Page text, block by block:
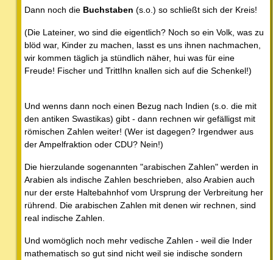
Dann noch die Buchstaben (s.o.) so schließt sich der Kreis!
(Die Lateiner, wo sind die eigentlich? Noch so ein Volk, was zu
blöd war, Kinder zu machen, lasst es uns ihnen nachmachen,
wir kommen täglich ja stündlich näher, hui was für eine
Freude! Fischer und TrittIhn knallen sich auf die Schenkel!)
Und wenns dann noch einen Bezug nach Indien (s.o. die mit
den antiken Swastikas) gibt - dann rechnen wir gefälligst mit
römischen Zahlen weiter! (Wer ist dagegen? Irgendwer aus
der Ampelfraktion oder CDU? Nein!)
Die hierzulande sogenannten "arabischen Zahlen" werden in
Arabien als indische Zahlen beschrieben, also Arabien auch
nur der erste Haltebahnhof vom Ursprung der Verbreitung her
rührend. Die arabischen Zahlen mit denen wir rechnen, sind
real indische Zahlen.
Und womöglich noch mehr vedische Zahlen - weil die Inder
mathematisch so gut sind nicht weil sie indische sondern